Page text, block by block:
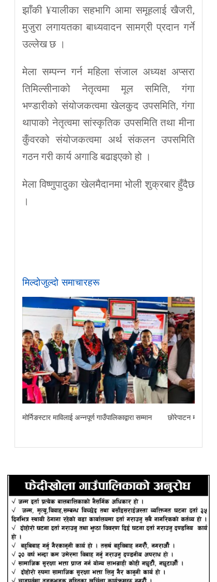
झाँकी ¥यालीका सहभागि आमा समूहलाई खैजरी,
मुजुरा लगायतका बाध्यवादन सामग्री प्रदान गर्ने
उल्लेख छ ।
मेला सम्पन्न गर्न महिला संजाल अध्यक्ष अप्सरा
तिमिल्सीनाको नेतृत्वमा मूल समिति, गंगा
भण्डारीको संयोजकत्वमा खेलकुद उपसमिति, गंगा
थापाको नेतृत्वमा सांस्कृतिक उपसमिति तथा मीना
कुँवरको संयोजकत्वमा अर्थ संकलन उपसमिति
गठन गरी कार्य अगाडि बढाइएको हो ।
मेला विष्णुपादुका खेलमैदानमा भोली शुक्रबार हुँदैछ
।
मिल्दोजुल्दो समाचारहरू
मोर्निङस्टार माविलाई अन्नपूर्ण गाउँपालिकाद्वारा सम्मान छोरेपाटन मा.